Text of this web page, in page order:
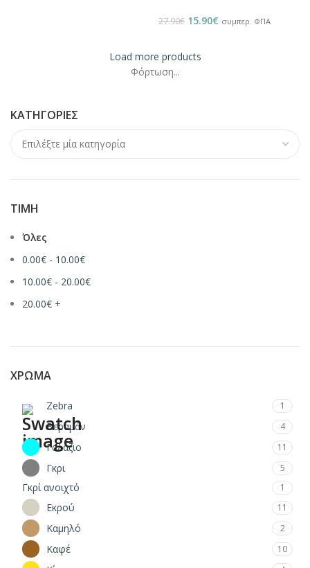
ΚΑΤΗΓΟΡΊΕΣ
ΤΙΜΉ
Όλες
0.00€ - 10.00€
10.00€ - 20.00€
20.00€ +
ΧΡΏΜΑ
Zebra 1
Βεραμάν 4
Γαλάζιο 11
Γκρι 5
Γκρί ανοιχτό 1
Εκρού 11
Καμηλό 2
Καφέ 10
27.90€ 15.90€ συμπερ. ΦΠΑ
Load more products
Φόρτωση...